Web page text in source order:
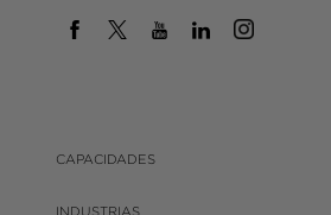
CAPACIDADES
INDUSTRIAS